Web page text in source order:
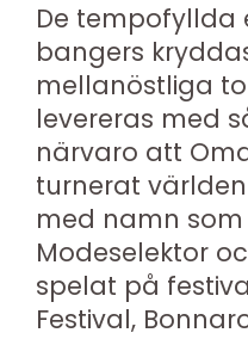
De tempofyllda
bangers
mellanöstliga
levereras med
närvaro att
turnerat
med namn som
Modeselektor
spelat på
Festival,